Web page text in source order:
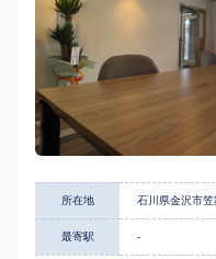
所在地 石川県金沢市
最寄駅 -